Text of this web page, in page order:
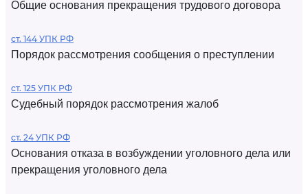
Общие основания прекращения трудового договора
ст. 144 УПК РФ
Порядок рассмотрения сообщения о преступлении
ст. 125 УПК РФ
Судебный порядок рассмотрения жалоб
ст. 24 УПК РФ
Основания отказа в возбуждении уголовного дела или
прекращения уголовного дела